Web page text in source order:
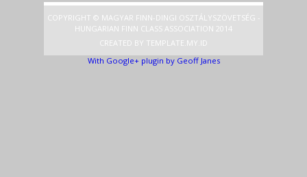
COPYRIGHT © MAGYAR FINN-DINGI OSZTÁLYSZÖVETSÉG -
HUNGARIAN FINN CLASS ASSOCIATION 2014
CREATED BY TEMPLATE .MY.ID
With Google+ plugin by Geoff Janes